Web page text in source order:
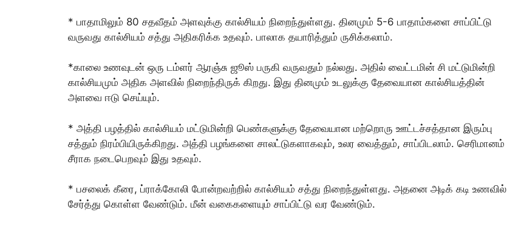
* பாதாமிலும் 80 சதவீதம் அளவுக்கு கால்சியம் நிறைந்துள்ளது. தினமும் 5-6 பாதாம்களை சாப்பிட்டு
வருவது கால்சியம் சத்து அதிகரிக்க உதவும். பாலாக தயாரித்தும் ருசிக்கலாம்.
*காலை உணவுடன் ஒரு டம்ளர் ஆரஞ்சு ஜூஸ் பருகி வருவதும் நல்லது. அதில் வைட்டமின் சி மட்டுமின்றி
கால்சியமும் அதிக அளவில் நிறைந்திருக் கிறது. இது தினமும் உடலுக்கு தேவையான கால்சியத்தின்
அளவை ஈடு செய்யும்.
* அத்தி பழத்தில் கால்சியம் மட்டுமின்றி பெண்களுக்கு தேவையான மற்றொரு ஊட்டச்சத்தான இரும்பு
சத்தும் நிரம்பியிருக்கிறது. அத்தி பழங்களை சாலட்டுகளாகவும், உலர வைத்தும், சாப்பிடலாம். செரிமானம்
சீராக நடைபெறவும் இது உதவும்.
* பசலைக் கீரை, ப்ராக்கோலி போன்றவற்றில் கால்சியம் சத்து நிறைந்துள்ளது. அதனை அடிக் கடி உணவில்
சேர்த்து கொள்ள வேண்டும். மீன் வகைகளையும் சாப்பிட்டு வர வேண்டும்.